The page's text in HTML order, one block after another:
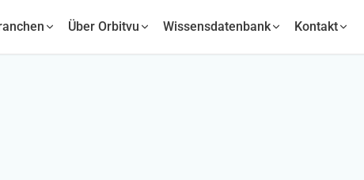
Über Orbitvu Wissensdatenbank Kontakt